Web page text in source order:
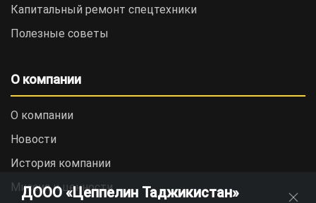
Капитальный ремонт спецтехники
Полезные советы
О компании
О компании
Новости
История компании
Миссия и ценности
ДООО «Цеппелин Таджикистан»